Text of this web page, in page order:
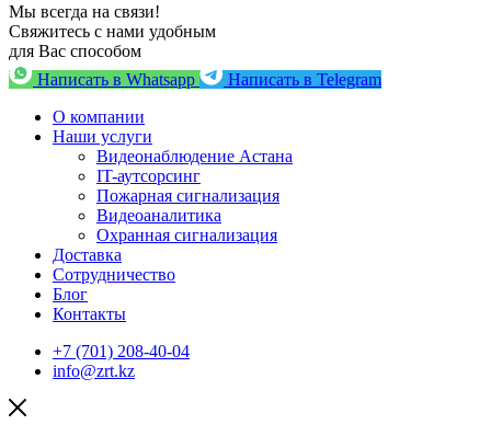
Мы всегда на связи!
Свяжитесь с нами удобным
для Вас способом
Написать в Whatsapp
Написать в Telegram
О компании
Наши услуги
Видеонаблюдение Астана
IT-аутсорсинг
Пожарная сигнализация
Видеоаналитика
Охранная сигнализация
Доставка
Сотрудничество
Блог
Контакты
+7 (701) 208-40-04
info@zrt.kz